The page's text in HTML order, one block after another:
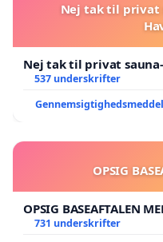
Nej tak til privat
Nej tak til privat
537 underskrifter
OPSIG
OPSIG BASEAFTALEN
731 underskrifter